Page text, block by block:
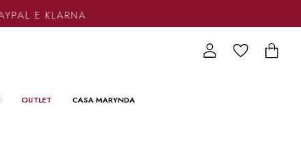
E KLARNA
OUTLET CASA MARYNDA